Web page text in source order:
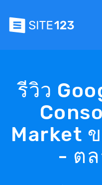
รีวิว
Market
- ต